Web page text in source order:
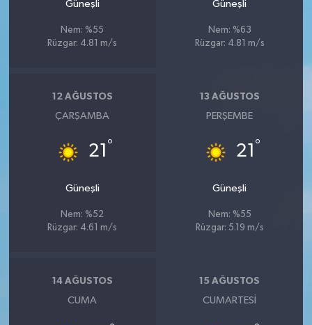
Güneşli
Nem: %55
Rüzgar: 4.81 m/s
Güneşli
Nem: %63
Rüzgar: 4.81 m/s
12 AĞUSTOS
ÇARŞAMBA
21 °
Güneşli
Nem: %52
Rüzgar: 4.61 m/s
13 AĞUSTOS
PERŞEMBE
21 °
Güneşli
Nem: %55
Rüzgar: 5.19 m/s
14 AĞUSTOS
CUMA
15 AĞUSTOS
CUMARTESI